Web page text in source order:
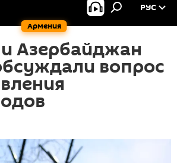
Армения
РУС
Азербайджан
вопрос